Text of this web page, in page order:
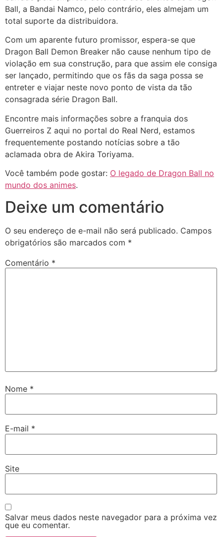
Ball, a Bandai Namco, pelo contrário, eles almejam um
total suporte da distribuidora.
Com um aparente futuro promissor, espera-se que
Dragon Ball Demon Breaker não cause nenhum tipo de
violação em sua construção, para que assim ele consiga
ser lançado, permitindo que os fãs da saga possa se
entreter e viajar neste novo ponto de vista da tão
consagrada série Dragon Ball.
Encontre mais informações sobre a franquia dos
Guerreiros Z aqui no portal do Real Nerd, estamos
frequentemente postando notícias sobre a tão
aclamada obra de Akira Toriyama.
Você também pode gostar: O legado de Dragon Ball no
mundo dos animes.
Deixe um comentário
O seu endereço de e-mail não será publicado. Campos
obrigatórios são marcados com *
Comentário *
Nome *
E-mail *
Site
Salvar meus dados neste navegador para a próxima vez
que eu comentar.